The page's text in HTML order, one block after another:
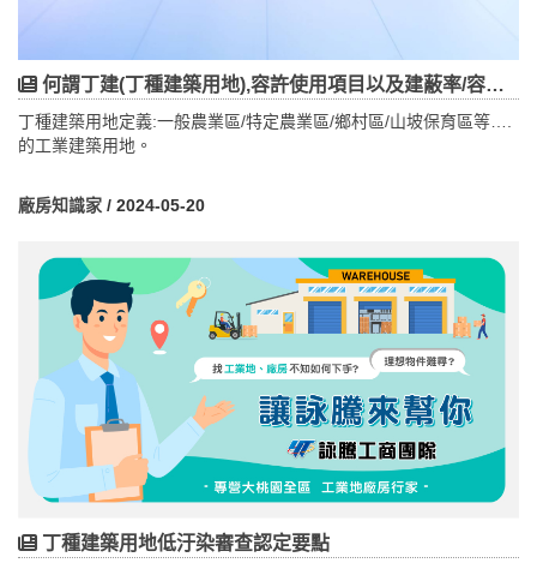
何謂丁建(丁種建築用地),容許使用項目以及建蔽率/容積率為何?
丁種建築用地定義:一般農業區/特定農業區/鄉村區/山坡保育區等….
的工業建築用地。
廠房知識家 / 2024-05-20
丁種建築用地低汙染審查認定要點